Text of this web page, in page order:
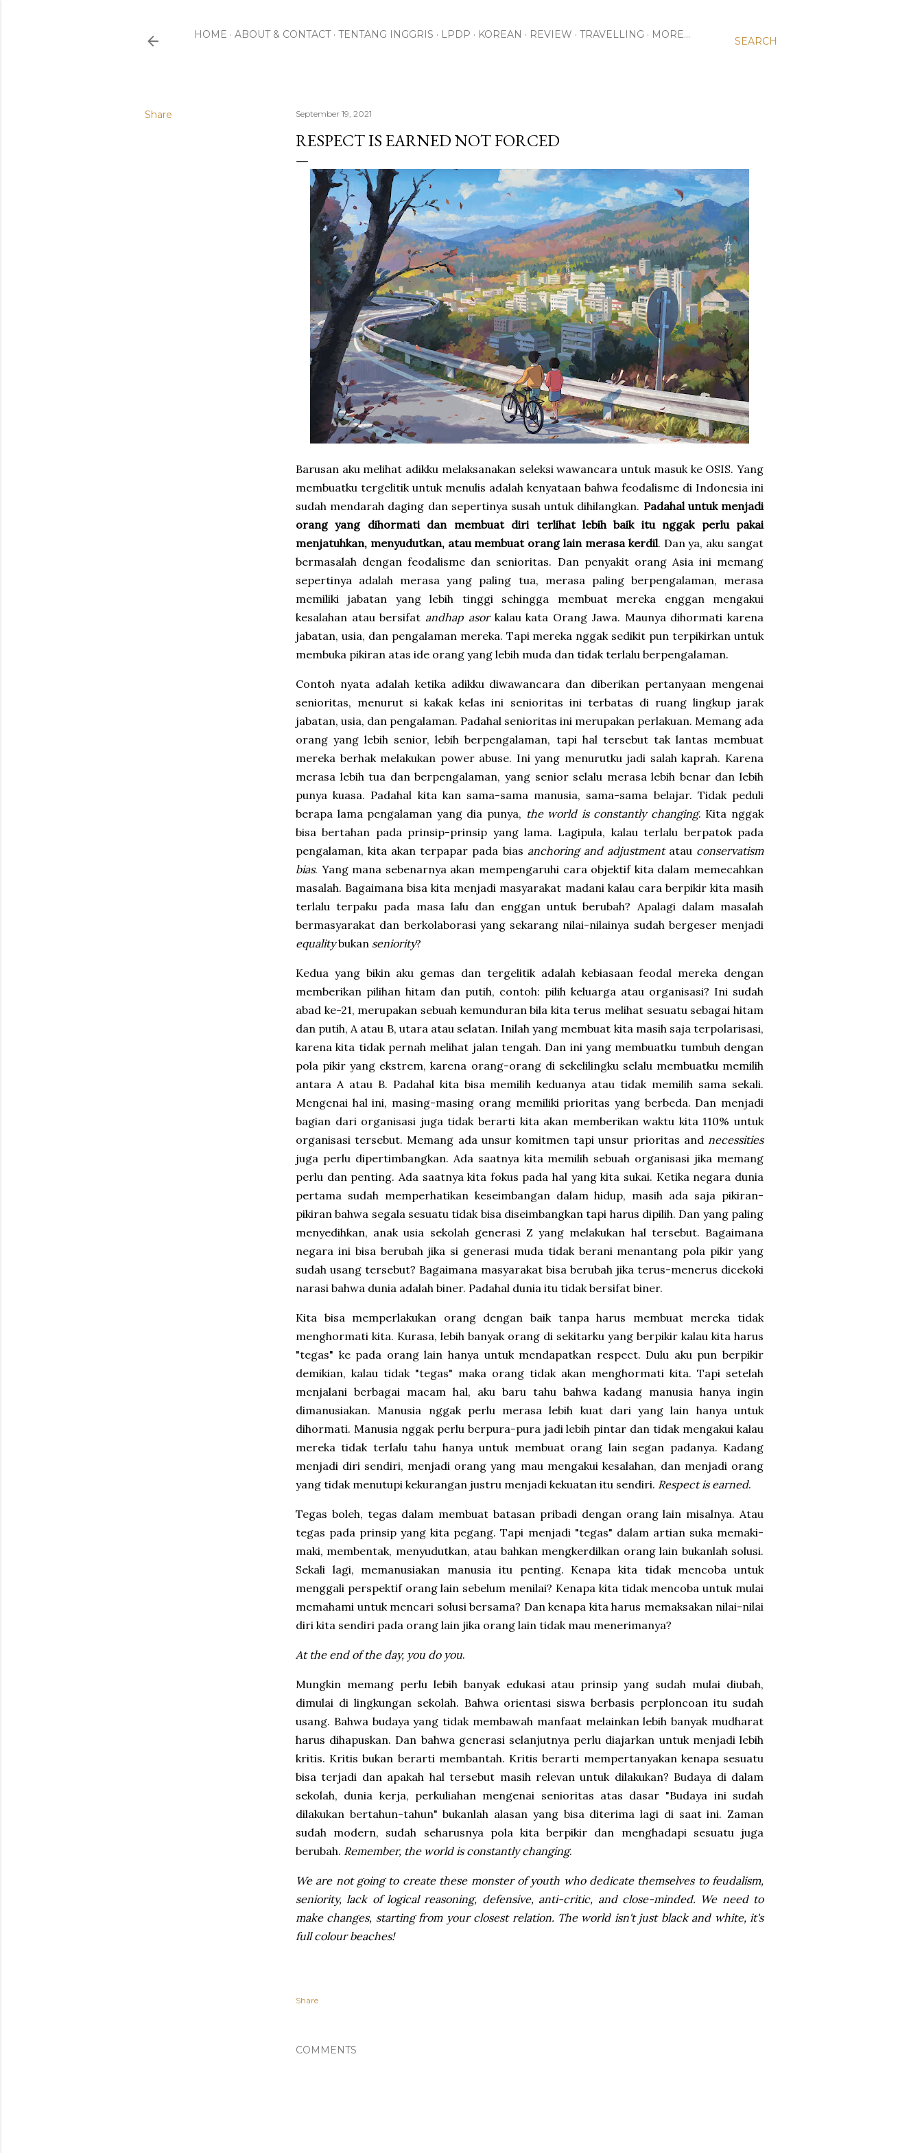
SEARCH
HOME ABOUT & CONTACT TENTANG INGGRIS LPDP KOREAN REVIEW TRAVELLING MORE…
Share September 19, 2021
RESPECT IS EARNED NOT FORCED
Barusan aku melihat adikku melaksanakan seleksi wawancara untuk masuk ke OSIS. Yang
membuatku tergelitik untuk menulis adalah kenyataan bahwa feodalisme di Indonesia ini
sudah mendarah daging dan sepertinya susah untuk dihilangkan. Padahal untuk menjadi
orang yang dihormati dan membuat diri terlihat lebih baik itu nggak perlu pakai
menjatuhkan, menyudutkan, atau membuat orang lain merasa kerdil. Dan ya, aku sangat
bermasalah dengan feodalisme dan senioritas. Dan penyakit orang Asia ini memang
sepertinya adalah merasa yang paling tua, merasa paling berpengalaman, merasa
memiliki jabatan yang lebih tinggi sehingga membuat mereka enggan mengakui
kesalahan atau bersifat andhap asorkalau kata Orang Jawa. Maunya dihormati karena
jabatan, usia, dan pengalaman mereka. Tapi mereka nggak sedikit pun terpikirkan untuk
membuka pikiran atas ide orang yang lebih muda dan tidak terlalu berpengalaman.
Contoh nyata adalah ketika adikku diwawancara dan diberikan pertanyaan mengenai
senioritas, menurut si kakak kelas ini senioritas ini terbatas di ruang lingkup jarak
jabatan, usia, dan pengalaman. Padahal senioritas ini merupakan perlakuan. Memang ada
orang yang lebih senior, lebih berpengalaman, tapi hal tersebut tak lantas membuat
mereka berhak melakukan power abuse. Ini yang menurutku jadi salah kaprah. Karena
merasa lebih tua dan berpengalaman, yang senior selalu merasa lebih benar dan lebih
punya kuasa. Padahal kita kan sama-sama manusia, sama-sama belajar. Tidak peduli
berapa lama pengalaman yang dia punya, the world is constantly changing. Kita nggak
bisa bertahan pada prinsip-prinsip yang lama. Lagipula, kalau terlalu berpatok pada
pengalaman, kita akan terpapar pada bias anchoring and adjustmentatau conservatism
bias. Yang mana sebenarnya akan mempengaruhi cara objektif kita dalam memecahkan
masalah. Bagaimana bisa kita menjadi masyarakat madani kalau cara berpikir kita masih
terlalu terpaku pada masa lalu dan enggan untuk berubah? Apalagi dalam masalah
bermasyarakat dan berkolaborasi yang sekarang nilai-nilainya sudah bergeser menjadi
equalitybukan seniority?
Kedua yang bikin aku gemas dan tergelitik adalah kebiasaan feodal mereka dengan
memberikan pilihan hitam dan putih, contoh: pilih keluarga atau organisasi? Ini sudah
abad ke-21, merupakan sebuah kemunduran bila kita terus melihat sesuatu sebagai hitam
dan putih, A atau B, utara atau selatan. Inilah yang membuat kita masih saja terpolarisasi,
karena kita tidak pernah melihat jalan tengah. Dan ini yang membuatku tumbuh dengan
pola pikir yang ekstrem, karena orang-orang di sekelilingku selalu membuatku memilih
antara A atau B. Padahal kita bisa memilih keduanya atau tidak memilih sama sekali.
Mengenai hal ini, masing-masing orang memiliki prioritas yang berbeda. Dan menjadi
bagian dari organisasi juga tidak berarti kita akan memberikan waktu kita 110% untuk
organisasi tersebut. Memang ada unsur komitmen tapi unsur prioritas and necessities
juga perlu dipertimbangkan. Ada saatnya kita memilih sebuah organisasi jika memang
perlu dan penting. Ada saatnya kita fokus pada hal yang kita sukai. Ketika negara dunia
pertama sudah memperhatikan keseimbangan dalam hidup, masih ada saja pikiran-
pikiran bahwa segala sesuatu tidak bisa diseimbangkan tapi harus dipilih. Dan yang paling
menyedihkan, anak usia sekolah generasi Z yang melakukan hal tersebut. Bagaimana
negara ini bisa berubah jika si generasi muda tidak berani menantang pola pikir yang
sudah usang tersebut? Bagaimana masyarakat bisa berubah jika terus-menerus dicekoki
narasi bahwa dunia adalah biner. Padahal dunia itu tidak bersifat biner.
Kita bisa memperlakukan orang dengan baik tanpa harus membuat mereka tidak
menghormati kita. Kurasa, lebih banyak orang di sekitarku yang berpikir kalau kita harus
"tegas" ke pada orang lain hanya untuk mendapatkan respect. Dulu aku pun berpikir
demikian, kalau tidak "tegas" maka orang tidak akan menghormati kita. Tapi setelah
menjalani berbagai macam hal, aku baru tahu bahwa kadang manusia hanya ingin
dimanusiakan. Manusia nggak perlu merasa lebih kuat dari yang lain hanya untuk
dihormati. Manusia nggak perlu berpura-pura jadi lebih pintar dan tidak mengakui kalau
mereka tidak terlalu tahu hanya untuk membuat orang lain segan padanya. Kadang
menjadi diri sendiri, menjadi orang yang mau mengakui kesalahan, dan menjadi orang
yang tidak menutupi kekurangan justru menjadi kekuatan itu sendiri. Respect is earned.
Tegas boleh, tegas dalam membuat batasan pribadi dengan orang lain misalnya. Atau
tegas pada prinsip yang kita pegang. Tapi menjadi "tegas" dalam artian suka memaki-
maki, membentak, menyudutkan, atau bahkan mengkerdilkan orang lain bukanlah solusi.
Sekali lagi, memanusiakan manusia itu penting. Kenapa kita tidak mencoba untuk
menggali perspektif orang lain sebelum menilai? Kenapa kita tidak mencoba untuk mulai
memahami untuk mencari solusi bersama? Dan kenapa kita harus memaksakan nilai-nilai
diri kita sendiri pada orang lain jika orang lain tidak mau menerimanya?
At the end of the day, you do you.
Mungkin memang perlu lebih banyak edukasi atau prinsip yang sudah mulai diubah,
dimulai di lingkungan sekolah. Bahwa orientasi siswa berbasis perploncoan itu sudah
usang. Bahwa budaya yang tidak membawah manfaat melainkan lebih banyak mudharat
harus dihapuskan. Dan bahwa generasi selanjutnya perlu diajarkan untuk menjadi lebih
kritis. Kritis bukan berarti membantah. Kritis berarti mempertanyakan kenapa sesuatu
bisa terjadi dan apakah hal tersebut masih relevan untuk dilakukan? Budaya di dalam
sekolah, dunia kerja, perkuliahan mengenai senioritas atas dasar "Budaya ini sudah
dilakukan bertahun-tahun" bukanlah alasan yang bisa diterima lagi di saat ini. Zaman
sudah modern, sudah seharusnya pola kita berpikir dan menghadapi sesuatu juga
berubah. Remember, the world is constantly changing.
We are not going to create these monster of youth who dedicate themselves to feudalism,
seniority, lack of logical reasoning, defensive, anti-critic, and close-minded. We need to
make changes, starting from your closest relation. The world isn't just black and white, it's
full colour beaches!
Share
COMMENTS